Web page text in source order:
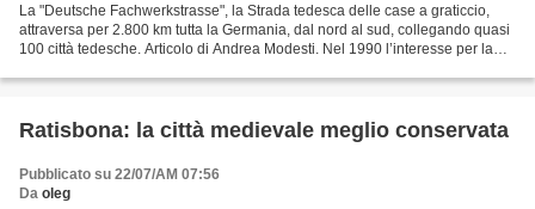
La "Deutsche Fachwerkstrasse", la Strada tedesca delle case a graticcio,
attraversa per 2.800 km tutta la Germania, dal nord al sud, collegando quasi
100 città tedesche. Articolo di Andrea Modesti. Nel 1990 l’interesse per la
Ratisbona: la città medievale meglio conservata
Pubblicato su 22/07/AM 07:56
Da oleg